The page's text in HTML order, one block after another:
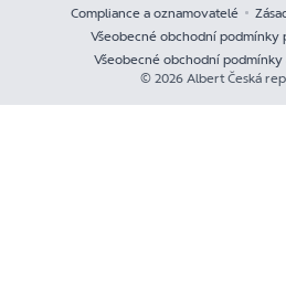
Compliance a oznamovatelé
Všeobecné obchodní podmínky
Všeobecné obchodní
© 2026 Albert Česká